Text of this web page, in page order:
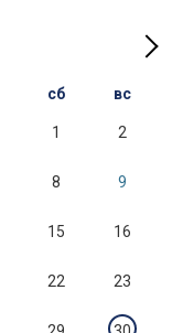
сб вс
1 2
8 9
15 16
22 23